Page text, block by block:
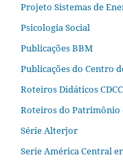
Projeto Sistemas de
Psicologia Social
Publicações BBM
Publicações do Centro
Roteiros Didáticos CDCC
Roteiros do Patrimônio
Série Alterjor
Serie América Central